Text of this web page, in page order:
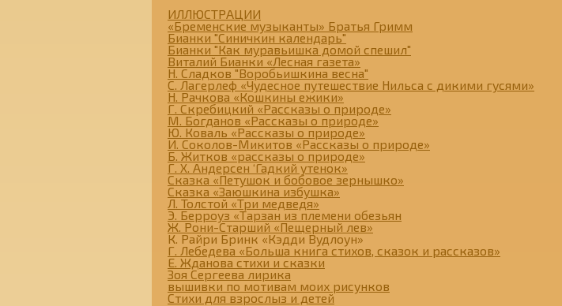
ИЛЛЮСТРАЦИИ
«Бременские музыканты» Братья Гримм
Бианки "Синичкин календарь"
Бианки "Как муравьишка домой спешил"
Виталий Бианки «Лесная газета»
Н. Сладков "Воробьишкина весна"
С. Лагерлеф «Чудесное путешествие Нильса с дикими гусями»
Н. Рачкова «Кошкины ежики»
Г. Скребицкий «Рассказы о природе»
М. Богданов «Рассказы о природе»
Ю. Коваль «Рассказы о природе»
И. Соколов-Микитов «Рассказы о природе»
Б. Житков «рассказы о природе»
Г. Х. Андерсен ‘Гадкий утенок»
Сказка «Петушок и бобовое зернышко»
Сказка «Заюшкина избушка»
Л. Толстой «Три медведя»
Э. Берроуз «Тарзан из племени обезьян
Ж. Рони-Старший «Пещерный лев»
К. Райри Бринк «Кэдди Вудлоун»
Г. Лебедева «Больша книга стихов, сказок и рассказов»
Е. Жданова стихи и сказки
Зоя Сергеева лирика
вышивки по мотивам моих рисунков
Стихи для взрослыз и детей